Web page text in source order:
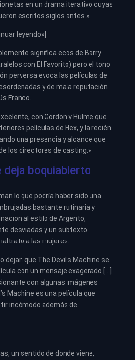
en un drama iterativo cuyas
escritos siglos antes.»
leyendo»]
significa ecos de Barry
con El Favorito) pero el tono
perversa evoca las películas de
y de mala reputación
Franco.
con Gordon y Hulme que
películas de Hex, y la recién
una presencia y alcance que
los directores de casting.»
deja boquiabierto
lo que podría haber sido una
bastante rutinaria y
al estilo de Argento,
desviadas y un subtexto
a las mujeres.
que The Devil’s Machine se
con un mensaje exagerado […]
con algunas imágenes
Machine es una película que
incómodo además de
un sentido de donde viene,